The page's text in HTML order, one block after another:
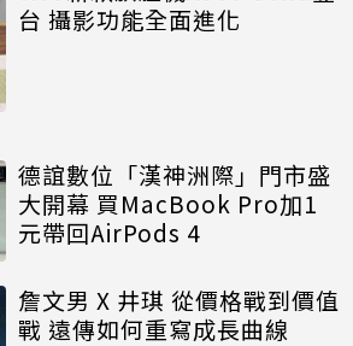
台 攝影功能全面進化
德誼數位「漢神洲際」門市盛
大開幕 買MacBook Pro加1
元帶回AirPods 4
詹文男 X 井琪 從價格戰到價值
戰 遠傳如何重寫成長曲線